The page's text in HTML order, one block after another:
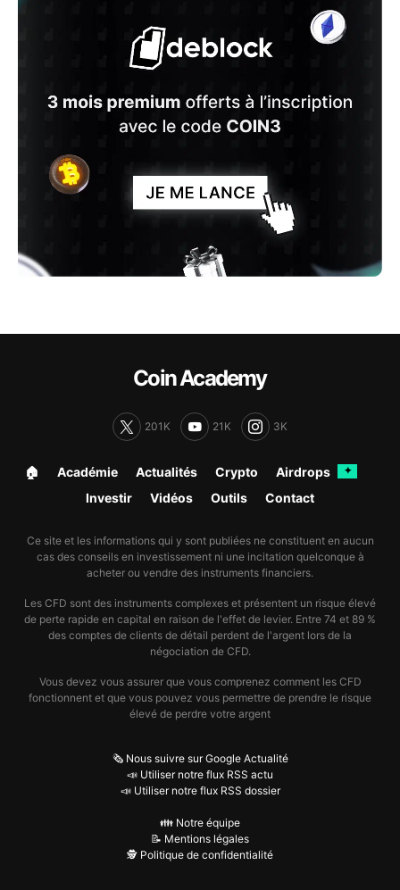
Coin Academy
201K 21K 3K
🏠︎ Académie Actualités Crypto Airdrops ✦
Investir Vidéos Outils Contact
Ce site et les informations qui y sont publiées ne constituent en aucun
cas des conseils en investissement ni une incitation quelconque à
acheter ou vendre des instruments financiers.
Les CFD sont des instruments complexes et présentent un risque élevé
de perte rapide en capital en raison de l'effet de levier. Entre 74 et 89 %
des comptes de clients de détail perdent de l'argent lors de la
négociation de CFD.
Vous devez vous assurer que vous comprenez comment les CFD
fonctionnent et que vous pouvez vous permettre de prendre le risque
élevé de perdre votre argent
🗞️ Nous suivre sur Google Actualité
📣 Utiliser notre flux RSS actu
📣 Utiliser notre flux RSS dossier
👪 Notre équipe
📝 Mentions légales
🕵️ Politique de confidentialité